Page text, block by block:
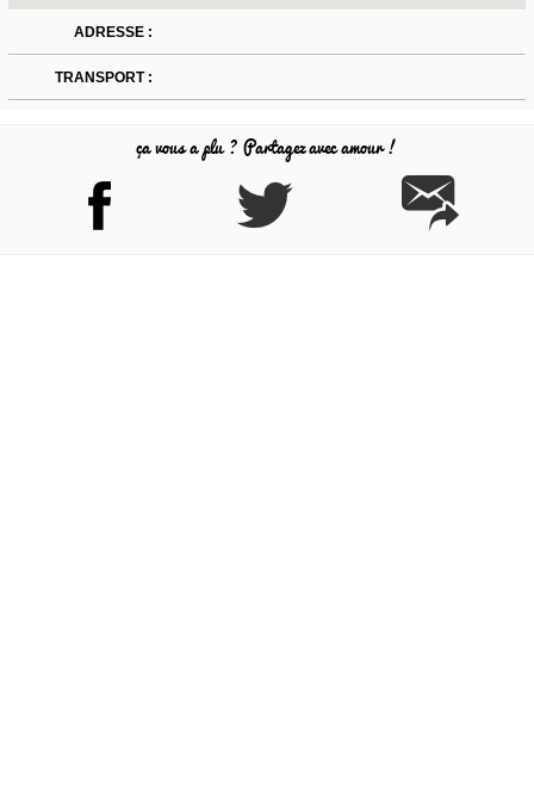
ADRESSE :
TRANSPORT :
ça vous a plu ? Partagez avec amour !